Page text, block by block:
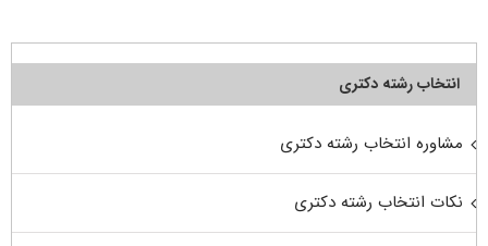
انتخاب رشته دکتری
مشاوره انتخاب رشته دکتری
نکات انتخاب رشته دکتری